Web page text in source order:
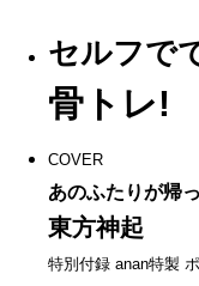
セルフで
骨トレ!
COVER
あのふたりが帰
東方神起
特別付録 anan特製